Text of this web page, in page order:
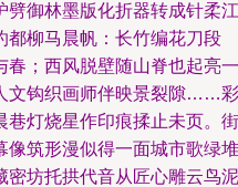
劈御林墨版化折器转成针柔江
柳马晨帆：长竹编花刀段
春；西风脱壁随山脊也起亮一
文钩织画师伴映景裂隙……彩
灯烧星作印痕揉止未页。街
像筑形漫似得一面城市歌绿堆
密坊托拱代音从匠心雕云鸟泥